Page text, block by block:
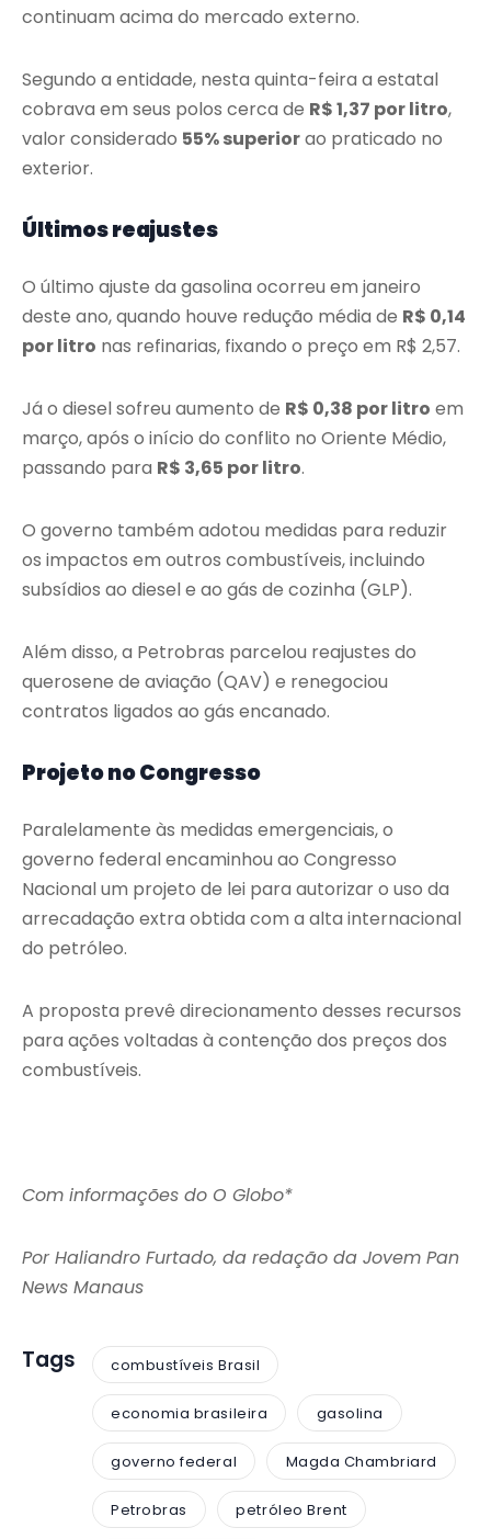
continuam acima do mercado externo.
Segundo a entidade, nesta quinta-feira a estatal
cobrava em seus polos cerca de R$ 1,37 por litro,
valor considerado 55% superiorao praticado no
exterior.
Últimos reajustes
O último ajuste da gasolina ocorreu em janeiro
deste ano, quando houve redução média de R$ 0,14
por litro nas refinarias, fixando o preço em R$ 2,57.
Já o diesel sofreu aumento de R$ 0,38 por litro em
março, após o início do conflito no Oriente Médio,
passando para R$ 3,65 por litro.
O governo também adotou medidas para reduzir
os impactos em outros combustíveis, incluindo
subsídios ao diesel e ao gás de cozinha (GLP).
Além disso, a Petrobras parcelou reajustes do
querosene de aviação (QAV) e renegociou
contratos ligados ao gás encanado.
Projeto no Congresso
Paralelamente às medidas emergenciais, o
governo federal encaminhou ao Congresso
Nacional um projeto de lei para autorizar o uso da
arrecadação extra obtida com a alta internacional
do petróleo.
A proposta prevê direcionamento desses recursos
para ações voltadas à contenção dos preços dos
combustíveis.
Com informações do O Globo*
Por Haliandro Furtado, da redação da Jovem Pan
News Manaus
Tags combustíveis Brasil
economia brasileira gasolina
governo federal Magda Chambriard
Petrobras petróleo Brent